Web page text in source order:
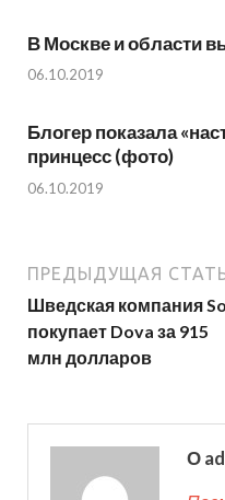
В Москве и области
06.10.2019
Блогер показала
принцесс (фото)
06.10.2019
ПРЕДЫДУЩАЯ
Шведская компания
покупает Dova за 915
млн долларов
О